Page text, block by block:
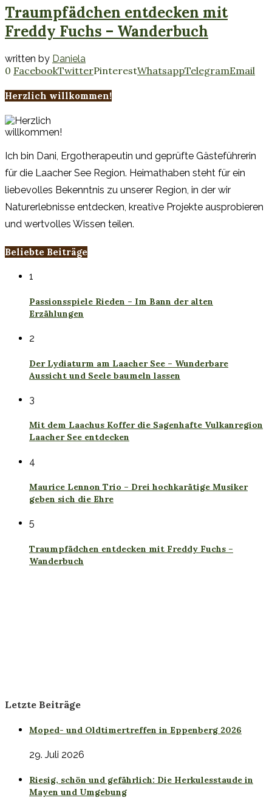
Traumpfädchen entdecken mit
Freddy Fuchs – Wanderbuch
written by Daniela
0 FacebookTwitterPinterestWhatsappTelegramEmail
Herzlich willkommen!
Ich bin Dani, Ergotherapeutin und geprüfte Gästeführerin
für die Laacher See Region. Heimathaben steht für ein
liebevolles Bekenntnis zu unserer Region, in der wir
Naturerlebnisse entdecken, kreative Projekte ausprobieren
und wertvolles Wissen teilen.
Beliebte Beiträge
1
Passionsspiele Rieden – Im Bann der alten
Erzählungen
2
Der Lydiaturm am Laacher See – Wunderbare
Aussicht und Seele baumeln lassen
3
Mit dem Laachus Koffer die Sagenhafte Vulkanregion
Laacher See entdecken
4
Maurice Lennon Trio – Drei hochkarätige Musiker
geben sich die Ehre
5
Traumpfädchen entdecken mit Freddy Fuchs –
Wanderbuch
Letzte Beiträge
Moped- und Oldtimertreffen in Eppenberg 2026
29. Juli 2026
Riesig, schön und gefährlich: Die Herkulesstaude in
Mayen und Umgebung